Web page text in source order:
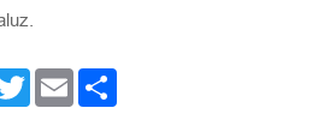
TwitterEmail